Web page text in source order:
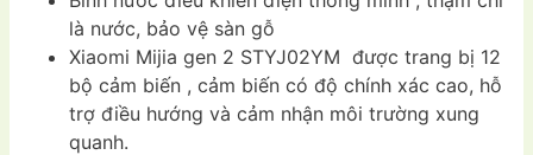
là nước, bảo vệ sàn gỗ
Xiaomi Mijia gen 2 STYJ02YM được trang bị 12
bộ cảm biến , cảm biến có độ chính xác cao, hỗ
trợ điều hướng và cảm nhận môi trường xung
quanh.